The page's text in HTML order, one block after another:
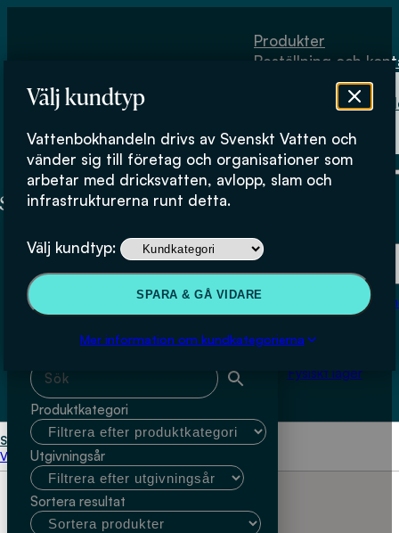
Välj kundtyp
Vattenbokhandeln drivs av Svenskt Vatten och
vänder sig till företag och organisationer som
arbetar med dricksvatten, avlopp, slam och
infrastrukturerna runt detta.
Välj kundtyp:
SPARA & GÅ VIDARE
Mer information om kundkategorierna
Produkter
Beställning och
Fysiskt lager
Beställning och kontakt
Om
Köpvillkor
Fysiskt lager
Start IVL; Emil Rydin
Välj kundtyp
IVL; Emil Rydin
Sök & filtrera
Sök med fritext
Produktkategori
Utgivningsår
Sortera resultat